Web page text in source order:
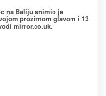
na Baliju snimio je
prozirnom glavom i 13
mirror.co.uk.